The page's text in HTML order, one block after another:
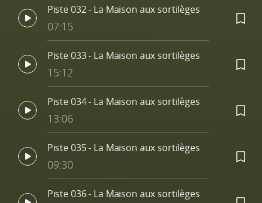
Piste 032 - La Maison aux sortilèges
07:15
Piste 033 - La Maison aux sortilèges
15:12
Piste 034 - La Maison aux sortilèges
13:06
Piste 035 - La Maison aux sortilèges
09:30
Piste 036 - La Maison aux sortilèges